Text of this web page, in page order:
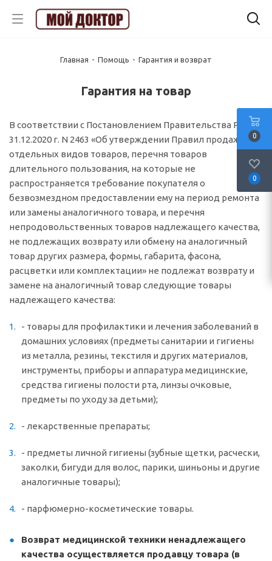
Главная - Помощь - Гарантия и возврат
Гарантия на товар
В соответствии с Постановлением Правительства РФ от
31.12.2020 г. N 2463 «Об утверждении Правил продажи
отдельных видов товаров, перечня товаров
длительного пользования, на которые не
распространяется требование покупателя о
безвозмездном предоставлении ему на период ремонта
или замены аналогичного товара, и перечня
непродовольственных товаров надлежащего качества,
не подлежащих возврату или обмену на аналогичный
товар других размера, формы, габарита, фасона,
расцветки или комплектации» не подлежат возврату и
замене на аналогичный товар следующие товары
надлежащего качества:
- товары для профилактики и лечения заболеваний в
домашних условиях (предметы санитарии и гигиены
из металла, резины, текстиля и других материалов,
инструменты, приборы и аппаратура медицинские,
средства гигиены полости рта, линзы очковые,
предметы по уходу за детьми);
- лекарственные препараты;
- предметы личной гигиены (зубные щетки, расчески,
заколки, бигуди для волос, парики, шиньоны и другие
аналогичные товары);
- парфюмерно-косметические товары.
Возврат медицинской техники ненадлежащего
качества осуществляется продавцу товара (в
0
0